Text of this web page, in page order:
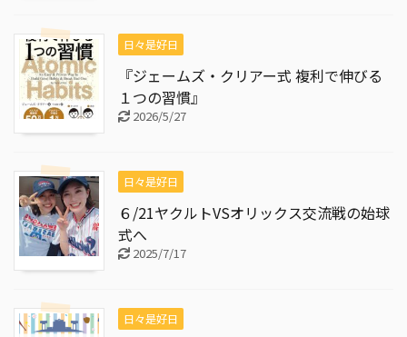
日々是好日
『ジェームズ・クリアー式 複利で伸びる
１つの習慣』
2026/5/27
日々是好日
６/21ヤクルトVSオリックス交流戦の始球
式へ
2025/7/17
日々是好日